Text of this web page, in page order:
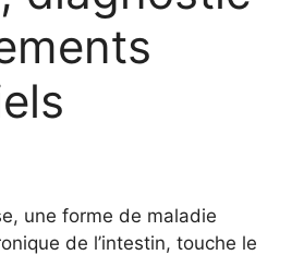
une forme de maladie
de l’intestin, touche le